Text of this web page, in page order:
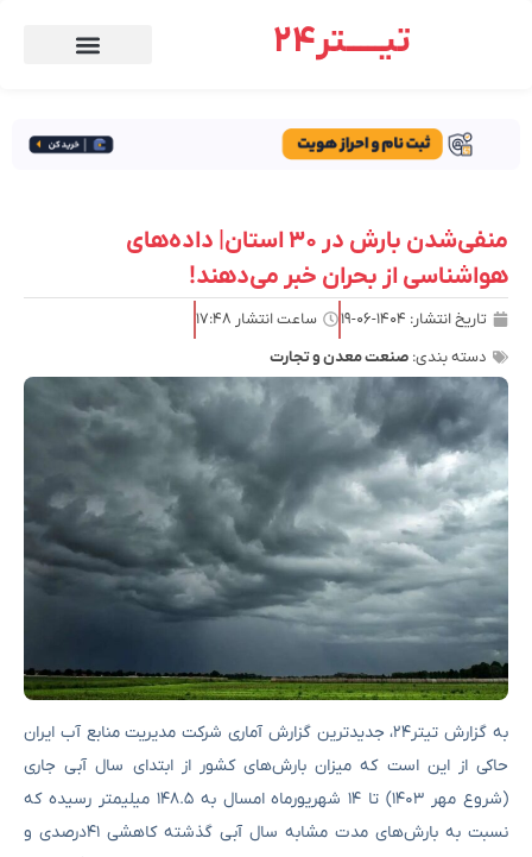
تیـــــتر24
منفی‌شدن بارش در ۳۰ استان| داده‌های
هواشناسی از بحران خبر می‌دهند!
تاریخ انتشار: ۱۴۰۴-۰۶-۱۹ ساعت انتشار ۱۷:۴۸
دسته بندی: صنعت معدن و تجارت
به گزارش تیتر۲۴، جدیدترین گزارش آماری شرکت مدیریت منابع آب ایران
حاکی از این است که میزان بارش‌های کشور از ابتدای سال آبی جاری
(شروع مهر ۱۴۰۳) تا ۱۴ شهریورماه امسال به ۱۴۸.۵ میلیمتر رسیده که
نسبت به بارش‌های مدت مشابه سال آبی گذشته کاهشی ۴۱درصدی و